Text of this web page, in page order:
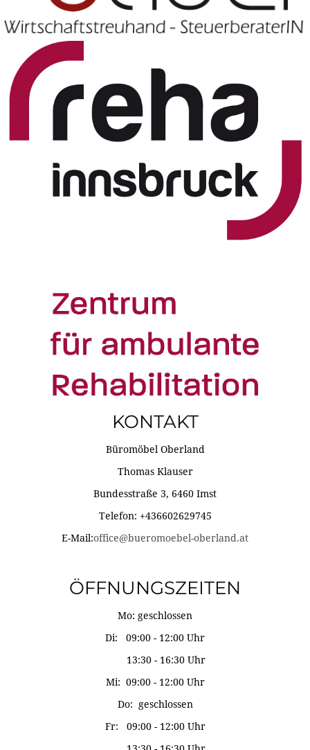
KONTAKT
Büromöbel Oberland
Thomas Klauser
Bundesstraße 3, 6460 Imst
Telefon: +436602629745
E-Mail:office@bueromoebel-oberland.at
ÖFFNUNGSZEITEN
Mo: geschlossen
Di: 09:00 - 12:00 Uhr
13:30 - 16:30 Uhr
Mi: 09:00 - 12:00 Uhr
Do: geschlossen
Fr: 09:00 - 12:00 Uhr